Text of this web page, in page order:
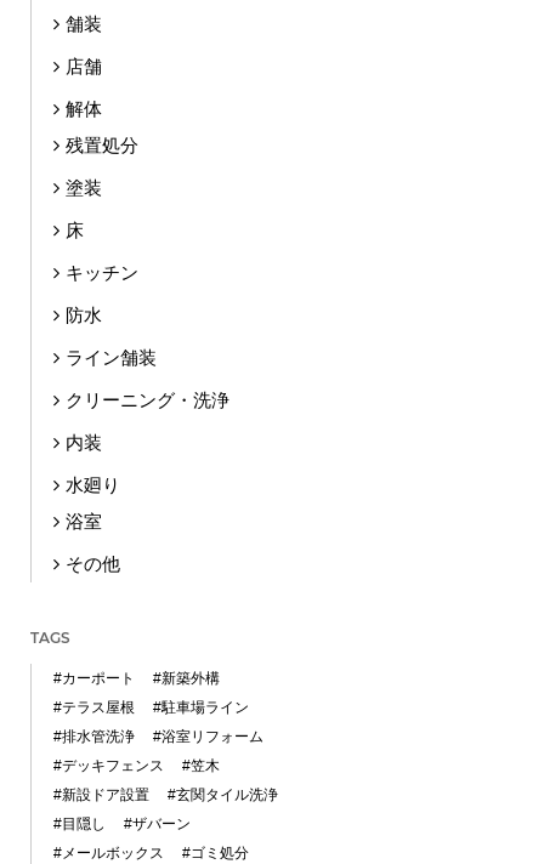
舗装
店舗
解体
残置処分
塗装
床
キッチン
防水
ライン舗装
クリーニング・洗浄
内装
水廻り
浴室
その他
TAGS
#カーポート
#新築外構
#テラス屋根
#駐車場ライン
#排水管洗浄
#浴室リフォーム
#デッキフェンス
#笠木
#新設ドア設置
#玄関タイル洗浄
#目隠し
#ザバーン
#メールボックス
#ゴミ処分